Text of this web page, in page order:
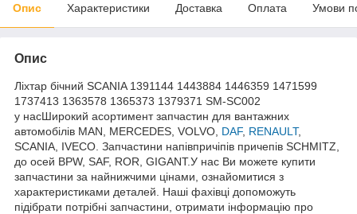
Опис Характеристики Доставка Оплата Умови
Опис
Ліхтар бічний SCANIA 1391144 1443884 1446359 1471599
1737413 1363578 1365373 1379371 SM-SC002
у насШирокий асортимент запчастин для вантажних
автомобілів MAN, MERCEDES, VOLVO, DAF, RENAULT,
SCANIA, IVECO. Запчастини напівпричіпів причепів SCHMITZ,
до осей BPW, SAF, ROR, GIGANT.У нас Ви можете купити
запчастини за найнижчими цінами, ознайомитися з
характеристиками деталей. Наші фахівці допоможуть
підібрати потрібні запчастини, отримати інформацію про